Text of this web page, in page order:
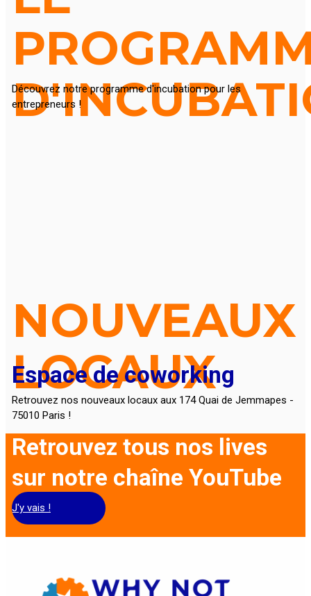
Découvrez notre programme d'incubation pour les
entrepreneurs !
NOUVEAUX
LOCAUX
Espace de coworking
Retrouvez nos nouveaux locaux aux 174 Quai de Jemmapes -
75010 Paris !
Retrouvez tous nos lives
sur notre chaîne YouTube
J'y vais !